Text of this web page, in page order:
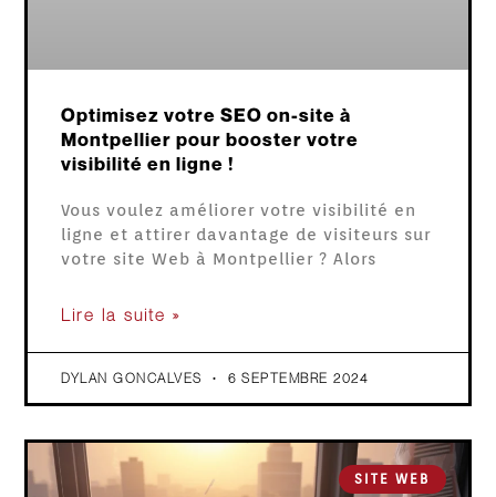
Optimisez votre SEO on-site à
Montpellier pour booster votre
visibilité en ligne !
Vous voulez améliorer votre visibilité en
ligne et attirer davantage de visiteurs sur
votre site Web à Montpellier ? Alors
Lire la suite »
DYLAN GONCALVES 6 SEPTEMBRE 2024
SITE WEB